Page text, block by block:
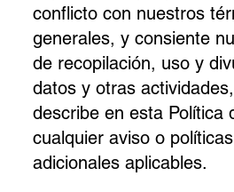
conflicto con nuestros
generales, y consiente
de recopilación, uso y
datos y otras
describe en esta Política
cualquier aviso o
adicionales aplicables.